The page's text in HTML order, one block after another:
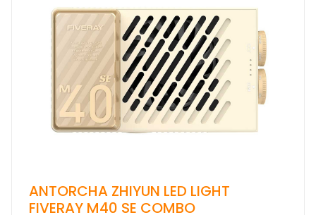
ANTORCHA ZHIYUN LED LIGHT
FIVERAY M40 SE COMBO